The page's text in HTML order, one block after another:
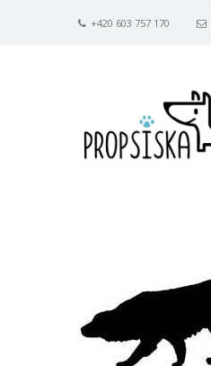
+420 603 757 170